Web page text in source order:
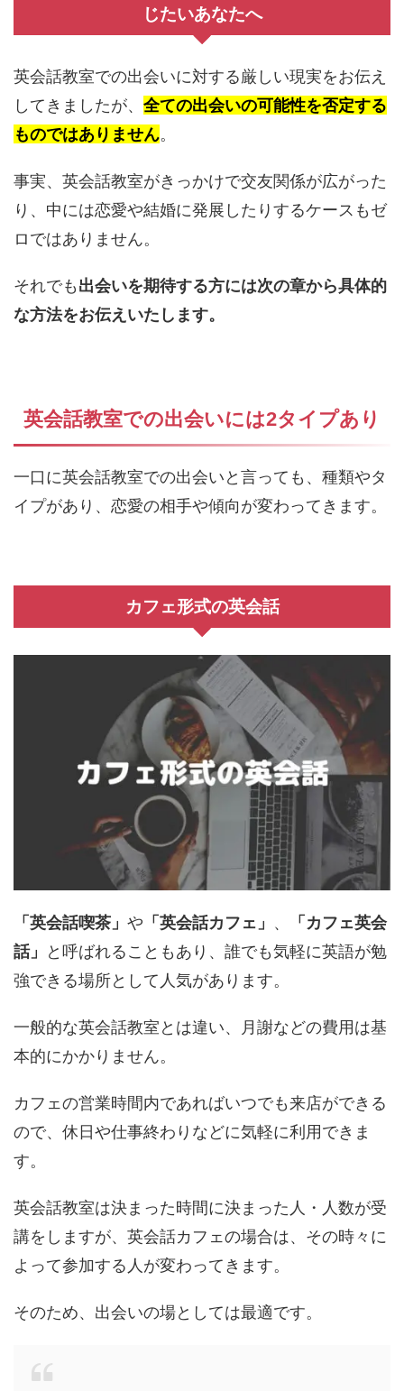
じたいあなたへ
英会話教室での出会いに対する厳しい現実をお伝え
してきましたが、 全ての出会いの可能性を否定する
ものではありません。
事実、英会話教室がきっかけで交友関係が広がった
り、中には恋愛や結婚に発展したりするケースもゼ
ロではありません。
それでも出会いを期待する方には次の章から具体的
な方法をお伝えいたします。
英会話教室での出会いには2タイプあり
一口に英会話教室での出会いと言っても、種類やタ
イプがあり、恋愛の相手や傾向が変わってきます。
カフェ形式の英会話
「英会話喫茶」 や 「英会話カフェ」 、
「カフェ英会
話」
と呼ばれることもあり、誰でも気軽に英語が勉
強できる場所として人気があります。
一般的な英会話教室とは違い、月謝などの費用は基
本的にかかりません。
カフェの営業時間内であればいつでも来店ができる
ので、休日や仕事終わりなどに気軽に利用できま
す。
英会話教室は決まった時間に決まった人・人数が受
講をしますが、英会話カフェの場合は、その時々に
よって参加する人が変わってきます。
そのため、出会いの場としては最適です。